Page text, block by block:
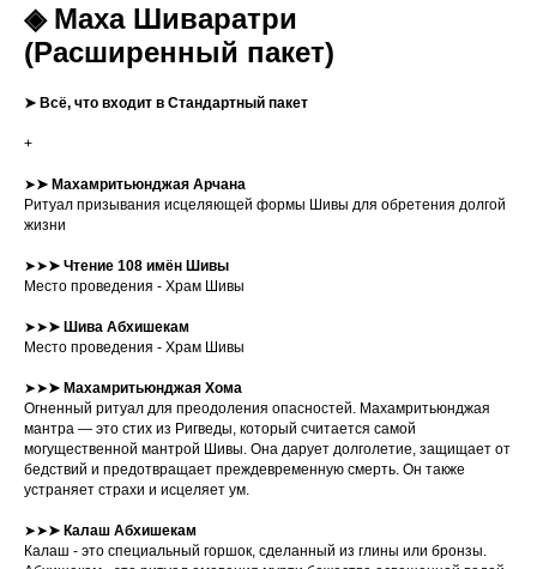
◈ Маха Шиваратри
(Расширенный пакет)
➤ Всё, что входит в Стандартный пакет
+
➤➤ Махамритьюнджая Арчана
Ритуал призывания исцеляющей формы Шивы для обретения долгой
жизни
➤➤➤ Чтение 108 имён Шивы
Место проведения - Храм Шивы
➤➤➤ Шива Абхишекам
Место проведения - Храм Шивы
➤➤➤ Махамритьюнджая Хома
Огненный ритуал для преодоления опасностей. Махамритьюнджая
мантра — это стих из Ригведы, который считается самой
могущественной мантрой Шивы. Она дарует долголетие, защищает от
бедствий и предотвращает преждевременную смерть. Он также
устраняет страхи и исцеляет ум.
➤➤➤ Калаш Абхишекам
Калаш - это специальный горшок, сделанный из глины или бронзы.